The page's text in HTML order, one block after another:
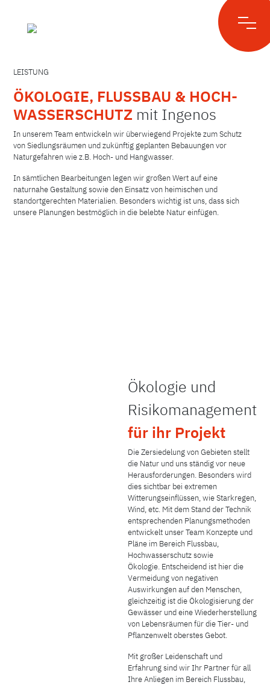
LEISTUNG
ÖKOLOGIE, FLUSSBAU & HOCH-
WASSERSCHUTZ mit Ingenos
In unserem Team entwickeln wir überwiegend Projekte zum Schutz
von Siedlungsräumen und zukünftig geplanten Bebauungen vor
Naturgefahren wie z.B. Hoch- und Hangwasser.
In sämtlichen Bearbeitungen legen wir großen Wert auf eine
naturnahe Gestaltung sowie den Einsatz von heimischen und
standortgerechten Materialien. Besonders wichtig ist uns, dass sich
unsere Planungen bestmöglich in die belebte Natur einfügen.
Ökologie und
Risikomanagement
für ihr Projekt
Die Zersiedelung von Gebieten stellt
die Natur und uns ständig vor neue
Herausforderungen. Besonders wird
dies sichtbar bei extremen
Witterungseinflüssen, wie Starkregen,
Wind, etc. Mit dem Stand der Technik
entsprechenden Planungsmethoden
entwickelt unser Team Konzepte und
Pläne im Bereich Flussbau,
Hochwasserschutz sowie
Ökologie. Entscheidend ist hier die
Vermeidung von negativen
Auswirkungen auf den Menschen,
gleichzeitig ist die Ökologisierung der
Gewässer und eine Wiederherstellung
von Lebensräumen für die Tier- und
Pflanzenwelt oberstes Gebot.
Mit großer Leidenschaft und
Erfahrung sind wir Ihr Partner für all
Ihre Anliegen im Bereich Flussbau,